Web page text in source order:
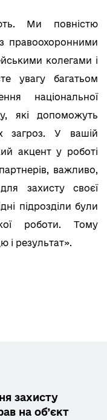
Ми повністю
правоохоронними
колегами і
увагу багатьом
національної
які допоможуть
загроз. У вашій
акцент у роботі
важливо,
захисту своєї
підрозділи були
роботи. Тому
і результат».
захисту
на об’єкт